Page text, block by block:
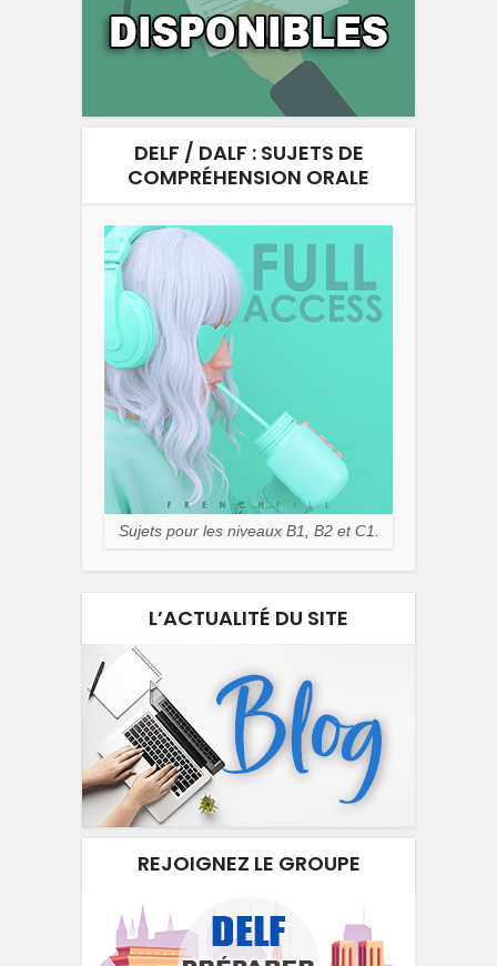
DELF / DALF : SUJETS DE
COMPRÉHENSION ORALE
Sujets pour les niveaux B1, B2 et C1.
L’ACTUALITÉ DU SITE
REJOIGNEZ LE GROUPE